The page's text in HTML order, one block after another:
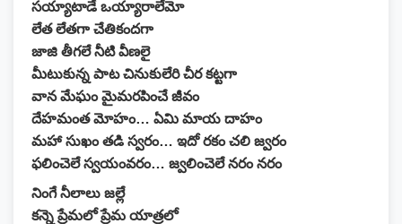
సయ్యాటాడే ఒయ్యారాలేమో
లేత లేతగా చేతికందగా
జాజి తీగలే నీటి వీణలై
మీటుకున్న పాట చినుకులేరి చీర కట్టగా
వాన మేఘం మైమరపించే జీవం
దేహమంత మోహం… ఏమి మాయ దాహం
మహా సుఖం తడి స్వరం… ఇదో రకం చలి జ్వరం
ఫలించెలే స్వయంవరం… జ్వలించెలే నరం నరం
నింగే నీలాలు జల్లే
కన్నె ప్రేమలో ప్రేమ యాత్రలో